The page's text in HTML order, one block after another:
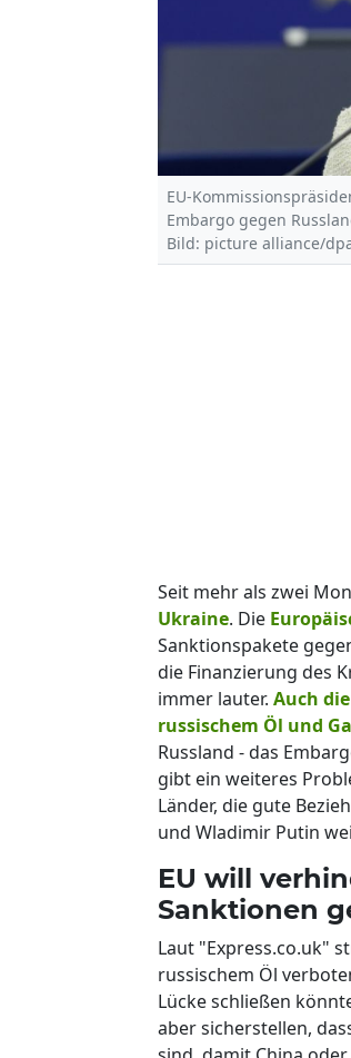
EU-
Embargo gegen
Bild: picture alliance/
Seit mehr als zwei
Ukraine. Die
Sanktionspakete
die Finanzierung des
immer lauter. Auch
russischem Öl und
Russland - das
gibt ein weiteres
Länder, die gute
und Wladimir Putin
EU will
Sanktionen
Laut "Express.co.uk"
russischem Öl
Lücke schließen
aber sicherstellen,